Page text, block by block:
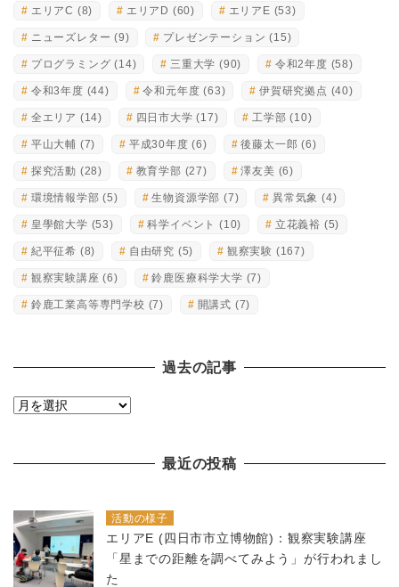
エリアC (8) エリアD (60) エリアE (53)
ニューズレター (9) プレゼンテーション (15)
プログラミング (14) 三重大学 (90) 令和2年度 (58)
令和3年度 (44) 令和元年度 (63) 伊賀研究拠点 (40)
全エリア (14) 四日市大学 (17) 工学部 (10)
平山大輔 (7) 平成30年度 (6) 後藤太一郎 (6)
探究活動 (28) 教育学部 (27) 澤友美 (6)
環境情報学部 (5) 生物資源学部 (7) 異常気象 (4)
皇學館大学 (53) 科学イベント (10) 立花義裕 (5)
紀平征希 (8) 自由研究 (5) 観察実験 (167)
観察実験講座 (6) 鈴鹿医療科学大学 (7)
鈴鹿工業高等専門学校 (7) 開講式 (7)
過去の記事
過
最近の投稿
活動の様子
エリアE (四日市市立博物館)：観察実験講座
「星までの距離を調べてみよう」が行われまし
た